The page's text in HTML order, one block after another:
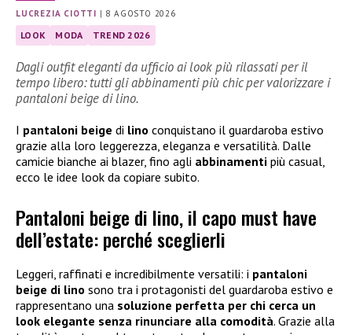
LUCREZIA CIOTTI | 8 AGOSTO 2026
LOOK MODA TREND 2026
Dagli outfit eleganti da ufficio ai look più rilassati per il
tempo libero: tutti gli abbinamenti più chic per valorizzare i
pantaloni beige di lino.
I pantaloni beige di lino conquistano il guardaroba estivo
grazie alla loro leggerezza, eleganza e versatilità. Dalle
camicie bianche ai blazer, fino agli abbinamenti più casual,
ecco le idee look da copiare subito.
Pantaloni beige di lino, il capo must have
dell’estate: perché sceglierli
Leggeri, raffinati e incredibilmente versatili: i pantaloni
beige di lino sono tra i protagonisti del guardaroba estivo e
rappresentano una soluzione perfetta per chi cerca un
look elegante senza rinunciare alla comodità. Grazie alla